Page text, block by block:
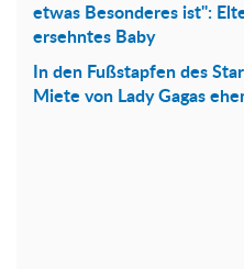
etwas Besonderes ist":
ersehntes Baby
In den Fußstapfen des
Miete von Lady Gagas